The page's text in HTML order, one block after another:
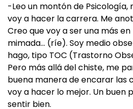
-Leo un montón de
voy a hacer la carrera. Me
Creo que voy a ser una más en
mimada… (ríe). Soy medio
hago, tipo TOC (Trastorno
Pero más allá del chiste, me
buena manera de encarar las
voy a hacer lo mejor. Un buen
sentir bien.